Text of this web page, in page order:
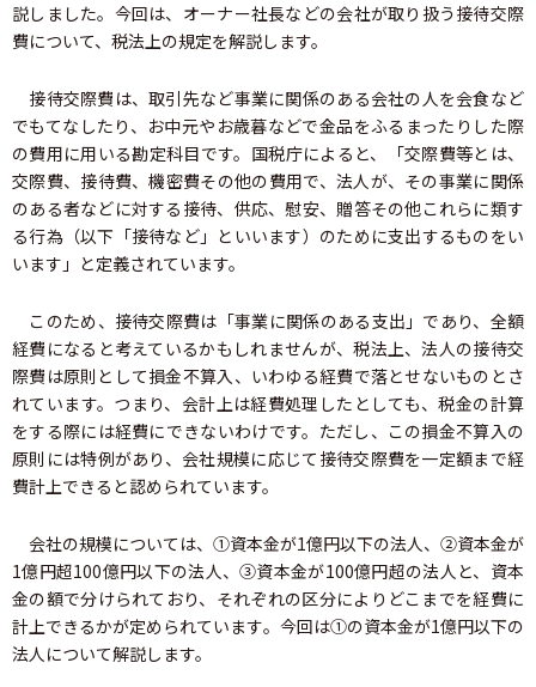
説しました。今回は、オーナー社長などの会社が取り扱う接待交際
費について、税法上の規定を解説します。
接待交際費は、取引先など事業に関係のある会社の人を会食など
でもてなしたり、お中元やお歳暮などで金品をふるまったりした際
の費用に用いる勘定科目です。国税庁によると、「交際費等とは、
交際費、接待費、機密費その他の費用で、法人が、その事業に関係
のある者などに対する接待、供応、慰安、贈答その他これらに類す
る行為（以下「接待など」といいます）のために支出するものをい
います」と定義されています。
このため、接待交際費は「事業に関係のある支出」であり、全額
経費になると考えているかもしれませんが、税法上、法人の接待交
際費は原則として損金不算入、いわゆる経費で落とせないものとさ
れています。つまり、会計上は経費処理したとしても、税金の計算
をする際には経費にできないわけです。ただし、この損金不算入の
原則には特例があり、会社規模に応じて接待交際費を一定額まで経
費計上できると認められています。
会社の規模については、①資本金が1億円以下の法人、②資本金が
1億円超100億円以下の法人、③資本金が100億円超の法人と、資本
金の額で分けられており、それぞれの区分によりどこまでを経費に
計上できるかが定められています。今回は①の資本金が1億円以下の
法人について解説します。